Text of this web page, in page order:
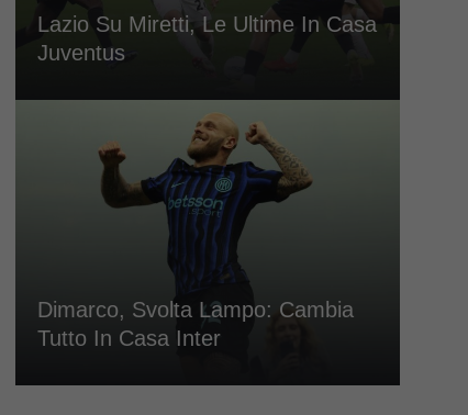
Lazio Su Miretti, Le Ultime In Casa
Juventus
Dimarco, Svolta Lampo: Cambia
Tutto In Casa Inter